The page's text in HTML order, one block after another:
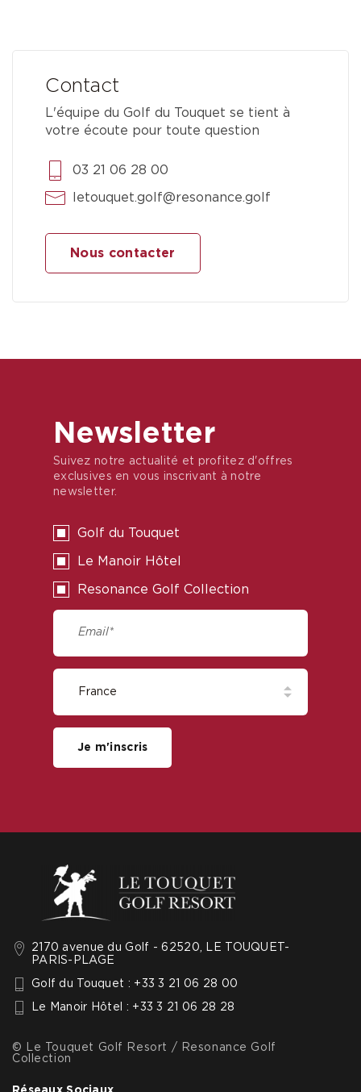
Contact
L'équipe du Golf du Touquet se tient à
votre écoute pour toute question
03 21 06 28 00
letouquet.golf@resonance.golf
Nous contacter
2170 avenue du Golf - 62520, LE TOUQUET-
PARIS-PLAGE
Golf du Touquet : +33 3 21 06 28 00
Le Manoir Hôtel : +33 3 21 06 28 28
© Le Touquet Golf Resort / Resonance Golf
Collection
Newsletter
Suivez notre actualité et profitez d'offres
exclusives en vous inscrivant à notre
newsletter.
Golf du Touquet
Le Manoir Hôtel
Resonance Golf Collection
Je m'inscris